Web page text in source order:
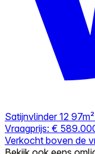
Satijnvlinder 12
Vraagprijs: €
Verkocht boven de